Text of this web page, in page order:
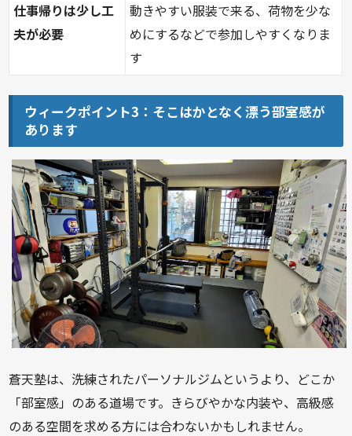
仕事帰りは少し工
夫が必要
動きやすい服装で来る、荷物を少な
めにするなどで参加しやすくなりま
す
ウィークポイント3：そこはかとなく漂う部室感が
あります
蒼天塾は、洗練されたパーソナルジムというより、どこか
「部室感」のある道場です。きらびやかな内装や、高級感
のある空間を求める方には合わないかもしれません。